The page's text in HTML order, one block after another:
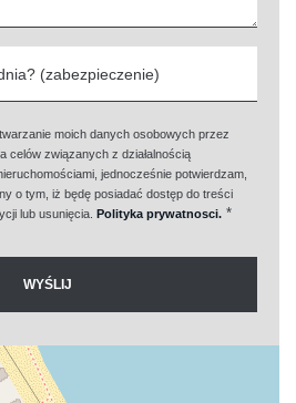
moich danych osobowych przez
celów związanych z działalnością
jednocześnie potwierdzam,
o tym, iż będę posiadać dostęp do treści
lub usunięcia. Polityka prywatnosci. *